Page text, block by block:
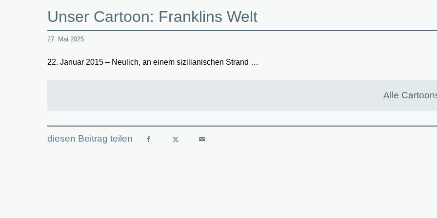
Unser Cartoon: Franklins Welt
27. Mai 2025
22. Januar 2015 – Neulich, an einem sizilianischen Strand …
Alle